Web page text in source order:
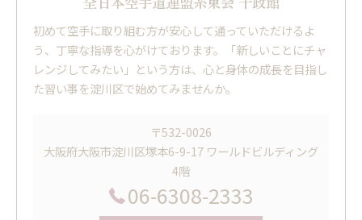
初めて空手に取り組む方が安心して通っていただけるよ
う、丁寧な指導を心がけております。「新しいことにチャ
レンジしてみたい」という方は、心と身体の成長を目指し
た習い事を淀川区で始めてみませんか。
〒532-0026
大阪府大阪市淀川区塚本6-9-17 ワールドビルディング
4階
06-6308-2333